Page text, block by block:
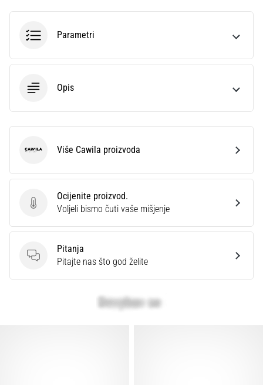
Parametri
Opis
Ocijenite proizvod.
Ocijenite proizvod.
Voljeli bismo čuti vaše mišjenje
Pitanja
Pitanja
Pitajte nas što god želite
Cawila Više Cawila proizvoda